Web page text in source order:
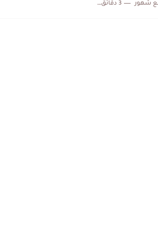
شهور 3 دقائق للقراءة